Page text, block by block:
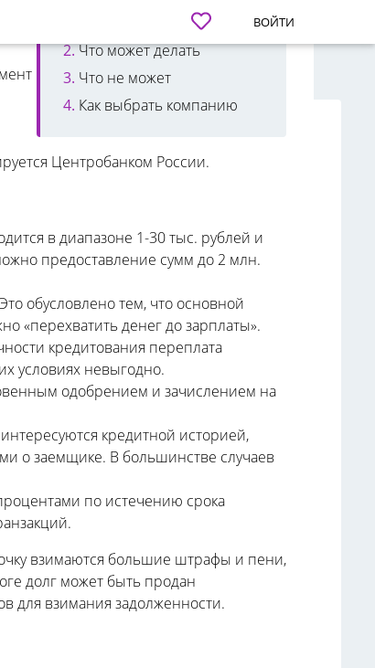
ВОЙТИ
Особенности работы МФО
Что может делать
Что не может
Как выбрать компанию
Центробанком России.
в диапазоне 1-30 тыс. рублей и
предоставление сумм до 2 млн.
обусловлено тем, что основной
«перехватить денег до зарплаты».
кредитования переплата
условиях невыгодно.
одобрением и зачислением на
кредитной историей,
о заемщике. В большинстве случаев
по истечению срока
взимаются большие штрафы и пени,
долг может быть продан
для взимания задолженности.